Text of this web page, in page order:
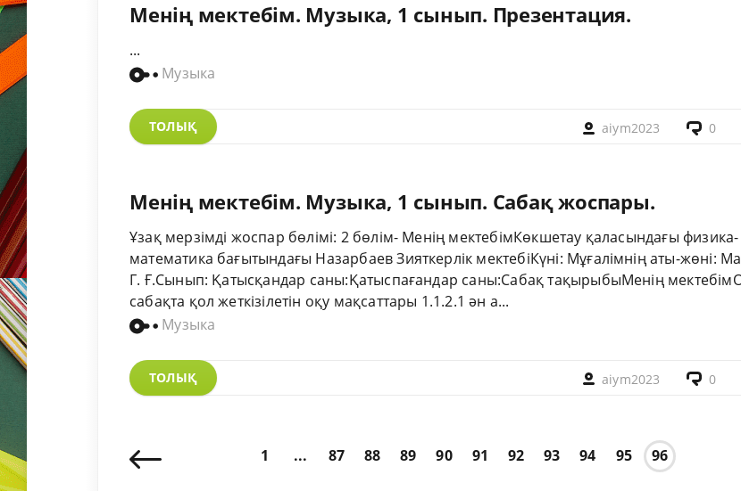
Менің мектебім. Музыка, 1 сынып. Презентация.
...
Музыка
ТОЛЫҚ aiym2023 0
Менің мектебім. Музыка, 1 сынып. Сабақ жоспары.
Ұзақ мерзімді жоспар бөлімі: 2 бөлім- Менің мектебімКөкшетау қаласындағы физика-
математика бағытындағы Назарбаев Зияткерлік мектебіКүні: Мұғалімнің аты-жөні:
Г. Ғ.Сынып: Қатысқандар саны:Қатыспағандар саны:Сабақ тақырыбыМенің
сабақта қол жеткізілетін оқу мақсаттары 1.1.2.1 ән а...
Музыка
ТОЛЫҚ aiym2023 0
1 ... 87 88 89 90 91 92 93 94 95 96